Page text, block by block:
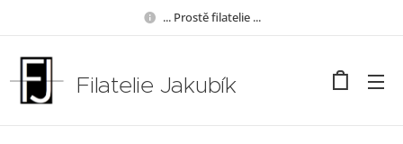
... Prostě filatelie ...
Filatelie Jakubík